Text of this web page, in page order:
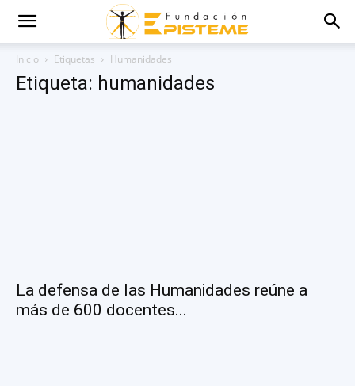
Inicio Etiquetas Humanidades
Etiqueta: humanidades
La defensa de las Humanidades reúne a
más de 600 docentes...